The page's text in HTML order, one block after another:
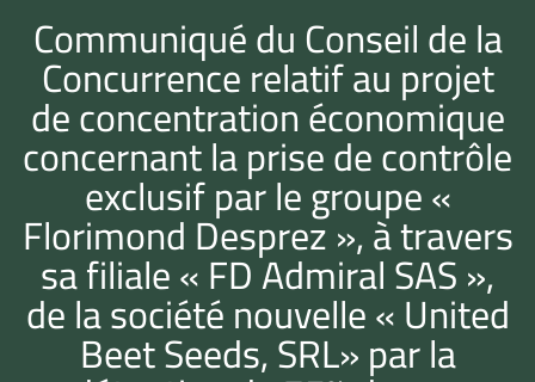
Communiqué du Conseil de la
Concurrence relatif au projet
de concentration économique
concernant la prise de contrôle
exclusif par le groupe «
Florimond Desprez », à travers
sa filiale « FD Admiral SAS »,
de la société nouvelle « United
Beet Seeds, SRL» par la